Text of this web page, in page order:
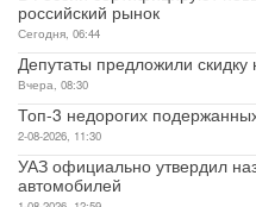
российский рынок
Сегодня, 06:44
Депутаты предложили
Вчера, 08:30
Топ-3 недорогих
2-08-2026, 11:30
УАЗ официально утвердил
автомобилей